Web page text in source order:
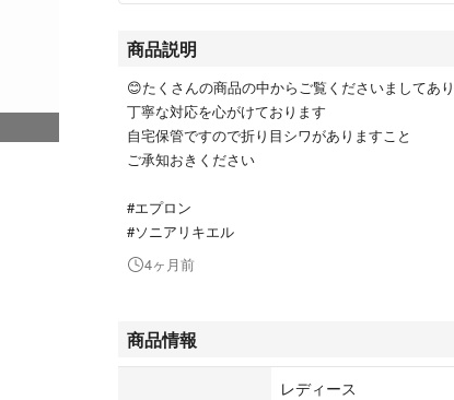
商品説明
😊たくさんの商品の中からご覧くださいましてあ
丁寧な対応を心がけております
自宅保管ですので折り目シワがありますこと
ご承知おきください
#エプロン
#ソニアリキエル
4ヶ月前
商品情報
レディース